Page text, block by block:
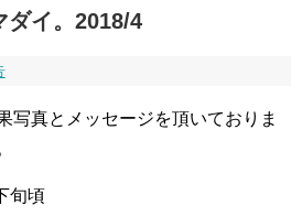
ダイ。2018/4
写真とメッセージを頂いておりま
旬頃